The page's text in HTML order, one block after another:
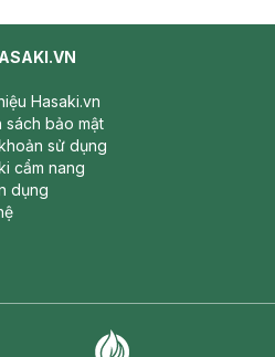
Hasaki.vn
sách bảo mật
sử dụng
cẩm nang
dụng